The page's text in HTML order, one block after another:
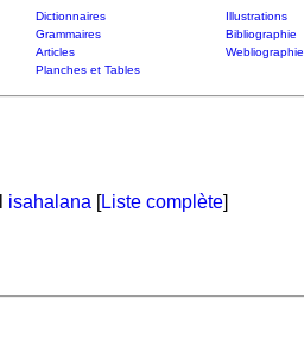
Dictionnaires Illustrations
Grammaires Bibliographie
Articles Webliographie
Planches et Tables
isahalana [Liste complète]